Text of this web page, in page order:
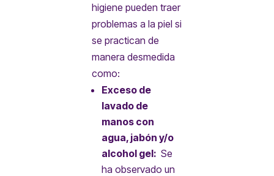
higiene pueden traer
problemas a la piel si
se practican de
manera desmedida
como:
Exceso de
lavado de
manos con
agua, jabón y/o
alcohol gel: Se
ha observado un